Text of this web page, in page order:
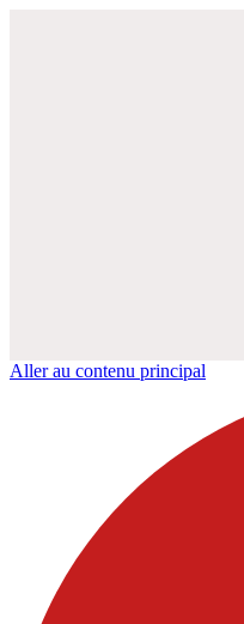
Aller au contenu principal